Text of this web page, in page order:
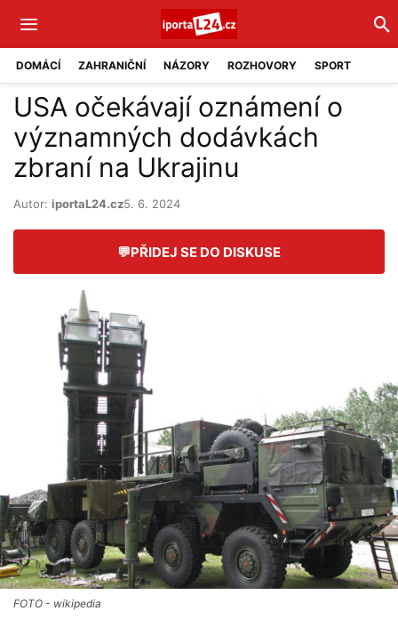
DOMÁCÍ ZAHRANIČNÍ NÁZORY ROZHOVORY SPORT
USA očekávají oznámení o
významných dodávkách
zbraní na Ukrajinu
Autor: iportaL24.cz5. 6. 2024
💬PŘIDEJ SE DO DISKUSE
FOTO - wikipedia